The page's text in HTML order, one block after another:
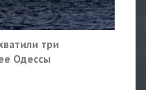
три
Одессы